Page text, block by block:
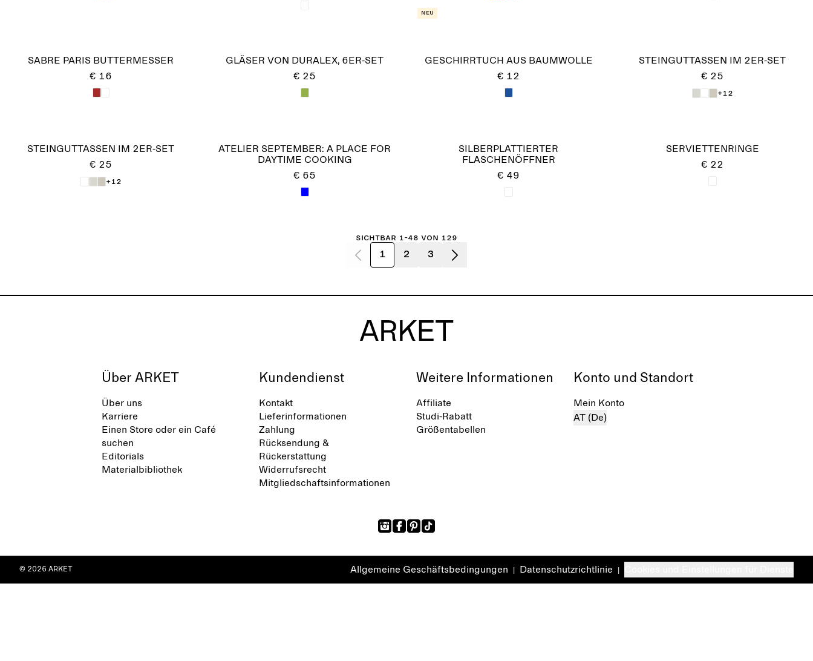
SABRE PARIS BUTTERMESSER
€ 16
GLÄSER VON DURALEX, 6ER-SET
€ 25
Neu
GESCHIRRTUCH AUS BAUMWOLLE
€ 12
STEINGUTTASSEN IM 2ER-SET
€ 25
+12
STEINGUTTASSEN IM 2ER-SET
€ 25
+12
ATELIER SEPTEMBER: A PLACE FOR
DAYTIME COOKING
€ 65
SILBERPLATTIERTER
FLASCHENÖFFNER
€ 49
SERVIETTENRINGE
€ 22
Sichtbar 1-48 von 129
1 2 3
Über ARKET
Über uns
Karriere
Einen Store oder ein Café
suchen
Editorials
Materialbibliothek
Kundendienst
Kontakt
Lieferinformationen
Zahlung
Rücksendung &
Rückerstattung
Widerrufsrecht
Mitgliedschaftsinformationen
Weitere Informationen
Affiliate
Studi-Rabatt
Größentabellen
Konto und Standort
Mein Konto
AT (De)
Allgemeine Geschäftsbedingungen Datenschutzrichtlinie
© 2026 ARKET